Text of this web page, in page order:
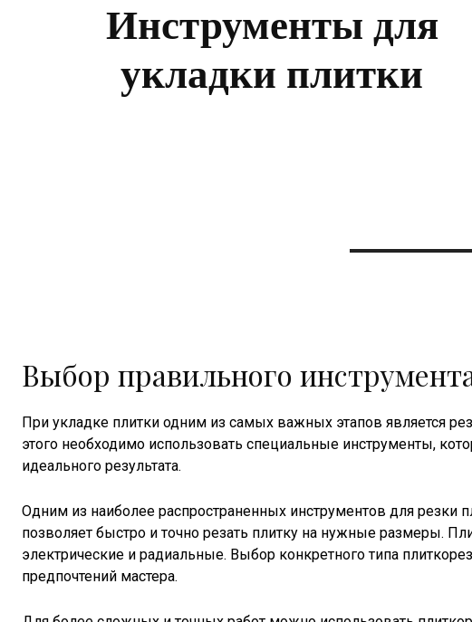
Инструменты для
укладки плитки
Выбор правильного
При укладке плитки одним из самых важных этапов является
этого необходимо использовать специальные инструменты,
идеального результата.
Одним из наиболее распространенных инструментов для резки
позволяет быстро и точно резать плитку на нужные размеры.
электрические и радиальные. Выбор конкретного типа
предпочтений мастера.